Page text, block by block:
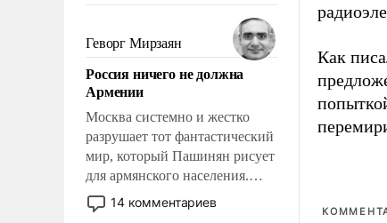
Сложившаяся ситуация
означает многолетний период
уязвимости США, например,
перед Китаем.
Геворг Мирзаян
Россия ничего не должна
Армении
Москва системно и жестко
разрушает тот фантастический
мир, который Пашинян рисует
для армянского населения.
Мир, где политические
прожекты будут безусловно
14 комментариев
Как